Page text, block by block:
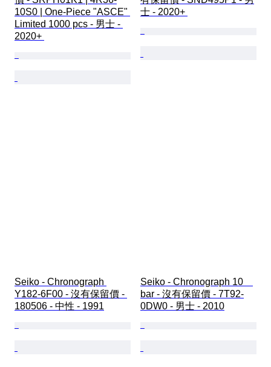
10S0 | One-Piece "ASCE"
Limited 1000 pcs - 男士 -
2020+
士 - 2020+
Seiko - Chronograph
Y182-6F00 - 沒有保留價 -
180506 - 中性 - 1991
Seiko - Chronograph 10
bar - 沒有保留價 - 7T92-
0DW0 - 男士 - 2010